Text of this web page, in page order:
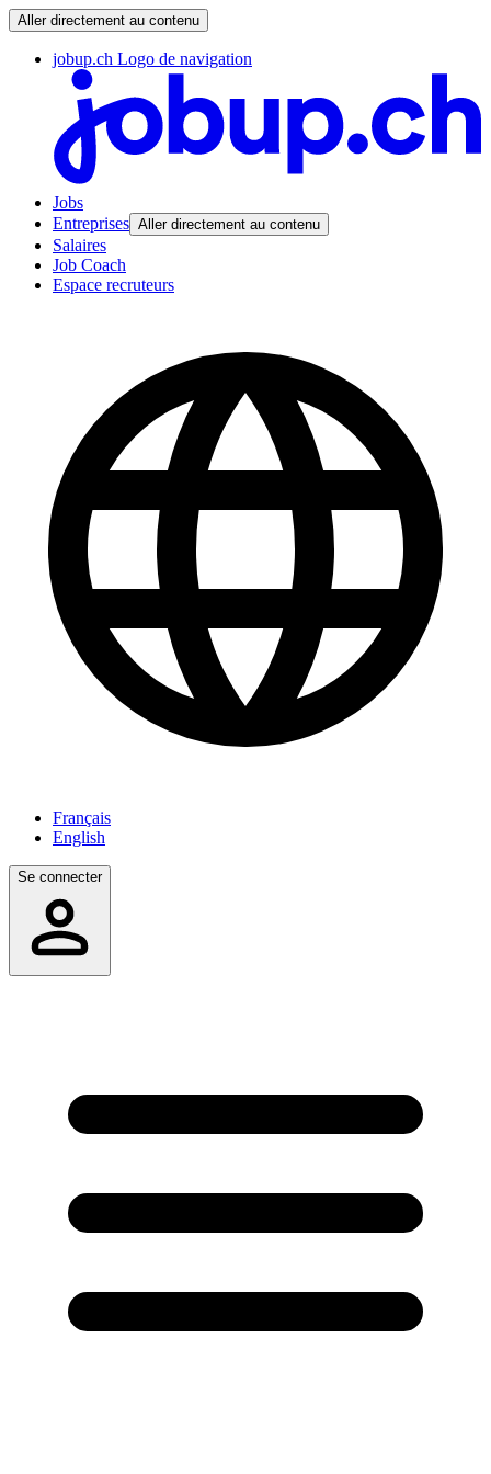
Aller directement au contenu
jobup.ch Logo de navigation
Jobs
Entreprises Aller directement au contenu
Salaires
Job Coach
Espace recruteurs
Français
English
Se connecter